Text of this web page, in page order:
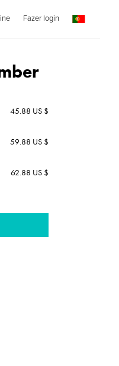
Fazer login
45.88 US $
59.88 US $
62.88 US $